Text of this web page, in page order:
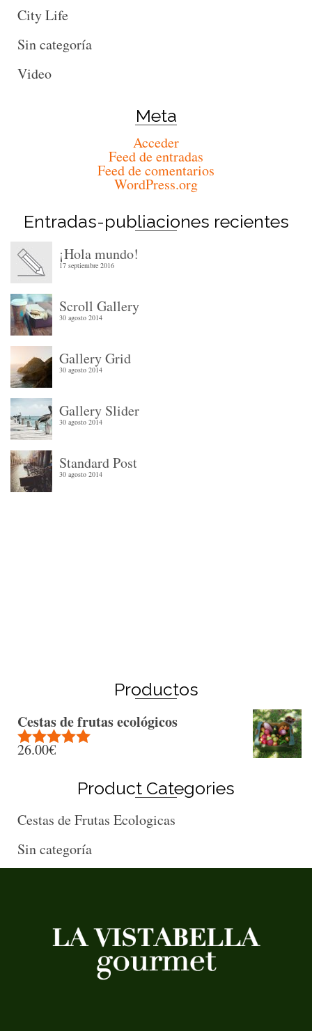
City Life
Sin categoría
Video
Meta
Acceder
Feed de entradas
Feed de comentarios
WordPress.org
Entradas-publiaciones recientes
¡Hola mundo!
17 septiembre 2016
Scroll Gallery
30 agosto 2014
Gallery Grid
30 agosto 2014
Gallery Slider
30 agosto 2014
Standard Post
30 agosto 2014
Productos
Cestas de frutas ecológicos
Rated5.00
26.00€
Product Categories
Cestas de Frutas Ecologicas
Sin categoría